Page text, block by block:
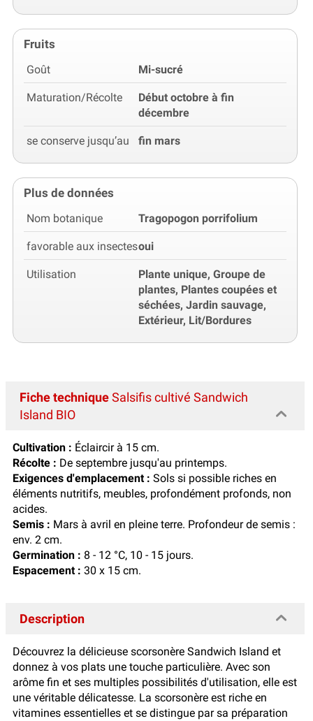
Fruits
Goût Mi-sucré
Maturation/Récolte
Début octobre à fin
décembre
se conserve jusqu’au fin mars
Plus de données
Nom botanique Tragopogon porrifolium
favorable aux insectesoui
Utilisation
Plante unique, Groupe de
plantes, Plantes coupées et
séchées, Jardin sauvage,
Extérieur, Lit/Bordures
Fiche techniqueSalsifis cultivé Sandwich
Island BIO
Cultivation : Éclaircir à 15 cm.
Récolte : De septembre jusqu'au printemps.
Exigences d'emplacement : Sols si possible riches en
éléments nutritifs, meubles, profondément profonds, non
acides.
Semis : Mars à avril en pleine terre. Profondeur de semis :
env. 2 cm.
Germination : 8 - 12 °C, 10 - 15 jours.
Espacement : 30 x 15 cm.
Description
Découvrez la délicieuse scorsonère Sandwich Island et
donnez à vos plats une touche particulière. Avec son
arôme fin et ses multiples possibilités d'utilisation, elle est
une véritable délicatesse. La scorsonère est riche en
vitamines essentielles et se distingue par sa préparation